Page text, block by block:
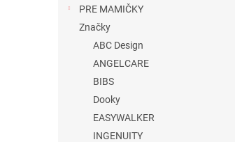
PRE MAMIČKY
Značky
ABC Design
ANGELCARE
BIBS
Dooky
EASYWALKER
INGENUITY